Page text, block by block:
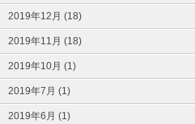
2019年12月 (18)
2019年11月 (18)
2019年10月 (1)
2019年7月 (1)
2019年6月 (1)